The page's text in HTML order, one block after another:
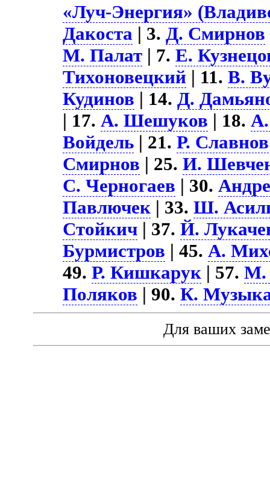
«Луч-Энергия»
Дакоста | 3.Д. Смирнов
М. Палат | 7.Е.
Тихоновецкий | 11.В.
Кудинов | 14.Д.
| 17.А. Шешуков | 18.
Войдель | 21.Р. Славнов
Смирнов | 25.И.
С. Черногаев | 30.
Павлючек | 33.Ш.
Стойкич | 37.Й.
Бурмистров | 45.А.
49.Р. Кишкарук | 57.М.
Поляков | 90.К.
Для ваших